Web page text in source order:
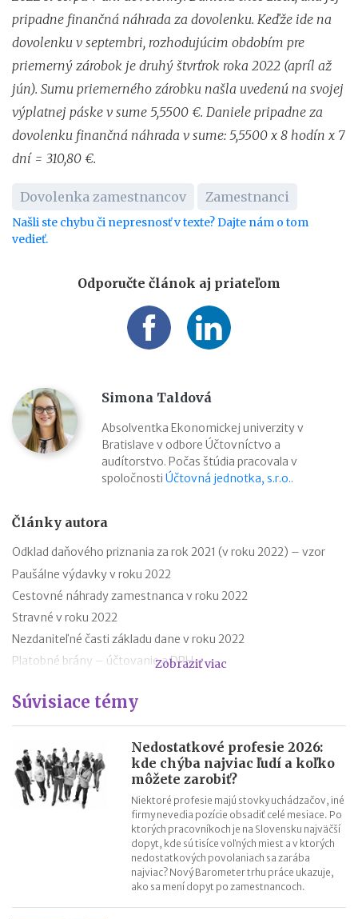
pripadne finančná náhrada za dovolenku. Keďže ide na
dovolenku v septembri, rozhodujúcim obdobím pre
priemerný zárobok je druhý štvrťrok roka 2022 (apríl až
jún). Sumu priemerného zárobku našla uvedenú na svojej
výplatnej páske v sume 5,5500 €. Daniele pripadne za
dovolenku finančná náhrada v sume: 5,5500 x 8 hodín x 7
dní = 310,80 €.
Dovolenka zamestnancov Zamestnanci
Našli ste chybu či nepresnosť v texte? Dajte nám o tom
vedieť.
Odporučte článok aj priateľom
Simona Taldová
Absolventka Ekonomickej univerzity v
Bratislave v odbore Účtovníctvo a
audítorstvo. Počas štúdia pracovala v
spoločnosti Účtovná jednotka, s.r.o..
Články autora
Odklad daňového priznania za rok 2021 (v roku 2022) – vzor
Paušálne výdavky v roku 2022
Cestovné náhrady zamestnanca v roku 2022
Stravné v roku 2022
Nezdaniteľné časti základu dane v roku 2022
Platobné brány – účtovanie a DPH
Minimálna mzda v roku 2022 – tabuľka
Nezdaniteľná časť základu dane na manželku (manžela) v roku
Komu sa oplatia paušálne výdavky v roku 2021 (príklady)
Zobraziť viac
Súvisiace témy
Nedostatkové profesie 2026:
kde chýba najviac ľudí a koľko
môžete zarobiť?
Niektoré profesie majú stovky uchádzačov, iné
firmy nevedia pozície obsadiť celé mesiace. Po
ktorých pracovníkoch je na Slovensku najväčší
dopyt, kde sú tisíce voľných miest a v ktorých
nedostatkových povolaniach sa zarába
najviac? Nový Barometer trhu práce ukazuje,
ako sa mení dopyt po zamestnancoch.